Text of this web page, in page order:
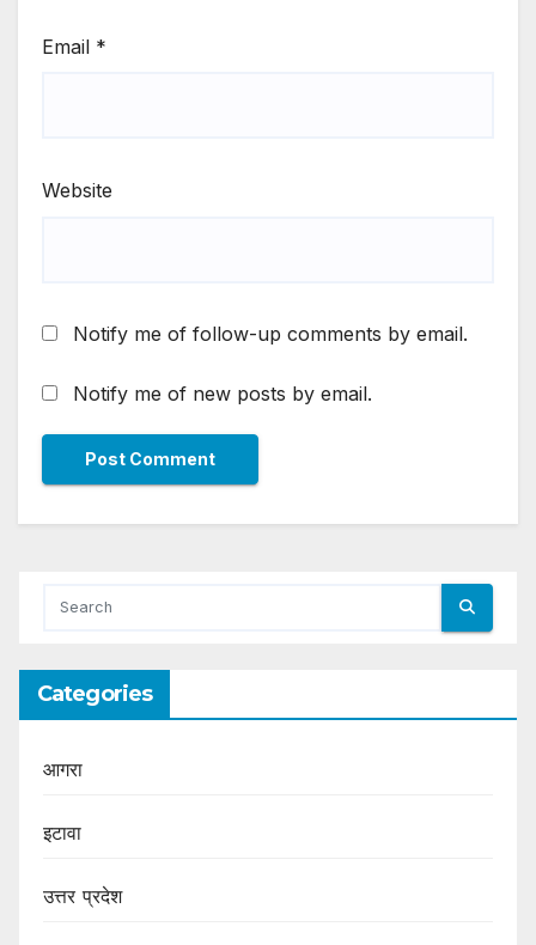
Email *
Website
Notify me of follow-up comments by email.
Notify me of new posts by email.
Categories
आगरा
इटावा
उत्तर प्रदेश